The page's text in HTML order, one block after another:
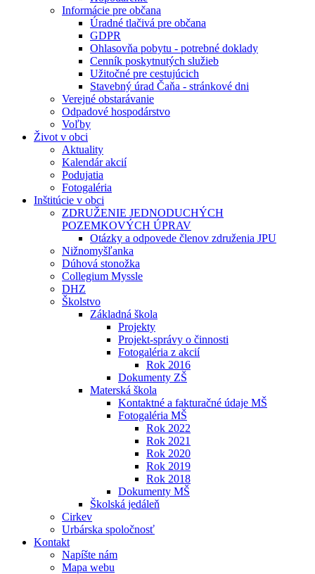
Informácie pre občana
Úradné tlačivá pre občana
GDPR
Ohlasovňa pobytu - potrebné doklady
Cenník poskytnutých služieb
Užitočné pre cestujúcich
Stavebný úrad Čaňa - stránkové dni
Verejné obstarávanie
Odpadové hospodárstvo
Voľby
Život v obci
Aktuality
Kalendár akcií
Podujatia
Fotogaléria
Inštitúcie v obci
ZDRUŽENIE JEDNODUCHÝCH
POZEMKOVÝCH ÚPRAV
Otázky a odpovede členov združenia JPU
Nižnomyšľanka
Dúhová stonožka
Collegium Myssle
DHZ
Školstvo
Základná škola
Projekty
Projekt-správy o činnosti
Fotogaléria z akcií
Rok 2016
Dokumenty ZŠ
Materská škola
Kontaktné a fakturačné údaje MŠ
Fotogaléria MŠ
Rok 2022
Rok 2021
Rok 2020
Rok 2019
Rok 2018
Dokumenty MŠ
Školská jedáleň
Cirkev
Urbárska spoločnosť
Kontakt
Napíšte nám
Mapa webu